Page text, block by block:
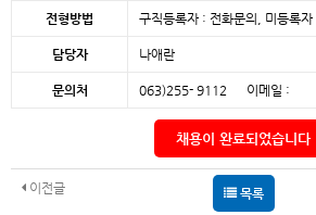
전형방법 구직등록자 : 전화문의, 미등록
담당자 나애란
문의처 063)255- 9112 이메일 :
채용이 완료되었습니다
이전글 목록